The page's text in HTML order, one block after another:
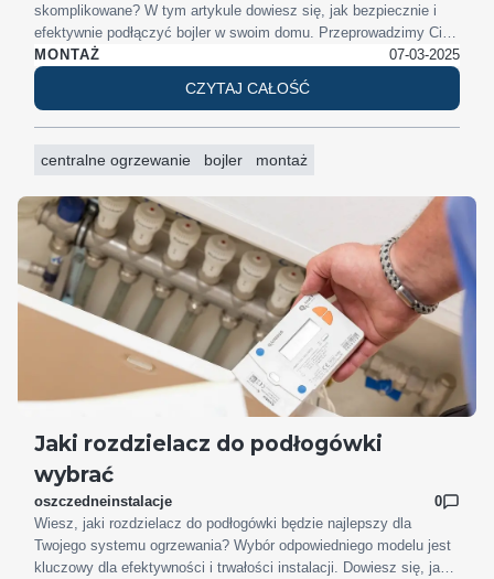
MONTAŻ 07-03-2025
skomplikowane? W tym artykule dowiesz się, jak bezpiecznie i
efektywnie podłączyć bojler w swoim domu. Przeprowadzimy Cię
przez proces krok po kroku, od przygotowania narzędzi, przez
montaż i podłączenie hydrauliczne, aż po uruchomienie
Jak podłączyć bojler elektryczny i czy trzeba
CZYTAJ CAŁOŚĆ
centralne ogrzewanie bojler montaż
Jaki rozdzielacz do podłogówki
wybrać
Wiesz, jaki rozdzielacz do podłogówki będzie najlepszy dla
Twojego systemu ogrzewania? Wybór odpowiedniego modelu jest
kluczowy dla efektywności i trwałości instalacji. Dowiesz się, jakie
oszczedneinstalacje 0